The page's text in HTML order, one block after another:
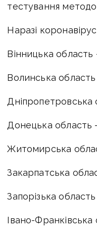
тестування
Наразі
Вінницька область
Волинська
Дніпропетровська
Донецька область
Житомирська
Закарпатська
Запорізька
Івано-Франківська